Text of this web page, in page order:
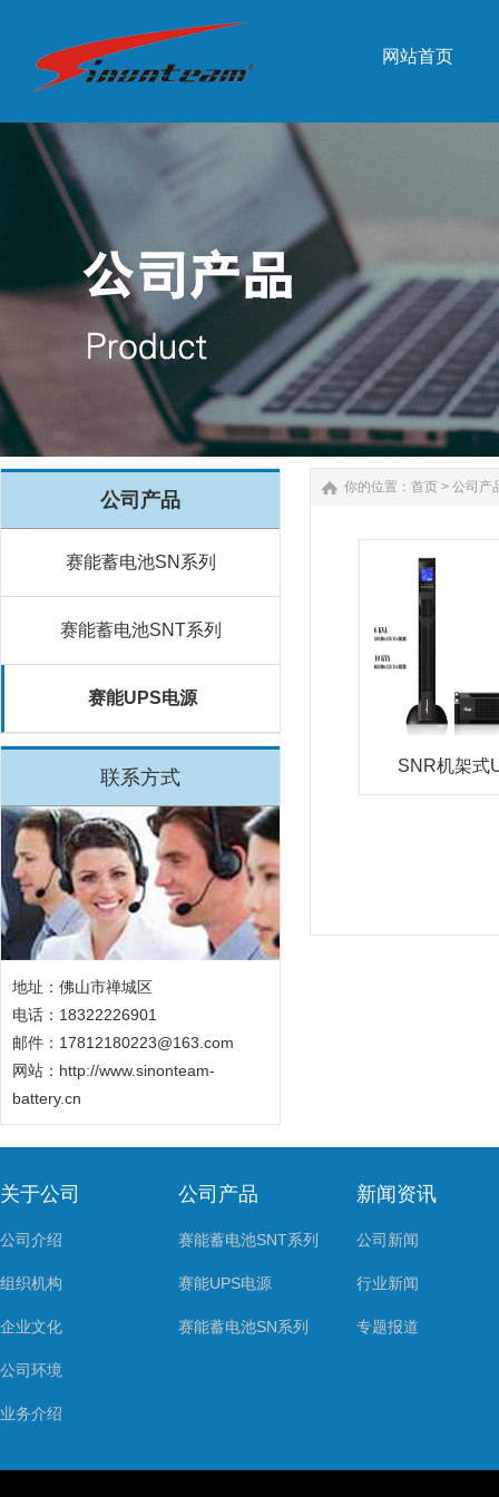
网站首页
公司产品
赛能蓄电池SN系列
赛能蓄电池SNT系列
赛能UPS电源
联系方式
地址：佛山市禅城区
电话：18322226901
邮件：17812180223@163.com
网站： http://www.sinonteam-
battery.cn
你的位置： 首页 > 公司产
SNR机架式
关于公司
公司介绍
组织机构
企业文化
公司环境
业务介绍
公司产品
赛能蓄电池SNT系列
赛能UPS电源
赛能蓄电池SN系列
新闻资讯
公司新闻
行业新闻
专题报道